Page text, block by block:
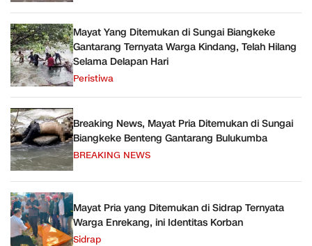
Mayat Yang Ditemukan di Sungai Biangkeke
Gantarang Ternyata Warga Kindang, Telah Hilang
Selama Delapan Hari
Peristiwa
Breaking News, Mayat Pria Ditemukan di Sungai
Biangkeke Benteng Gantarang Bulukumba
BREAKING NEWS
Mayat Pria yang Ditemukan di Sidrap Ternyata
Warga Enrekang, ini Identitas Korban
Sidrap